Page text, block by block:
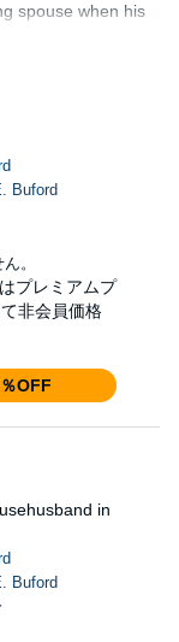
spouse when his
around the globe.
a Russian rocket
on an altogether
forever.
scouring the
it takes to walk
Buford
Buford
。
プレミアムプ
非会員価格
OFF
in
Buford